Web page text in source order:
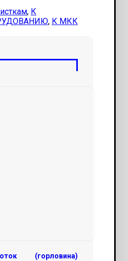
, К
, К МКК
(горловина)